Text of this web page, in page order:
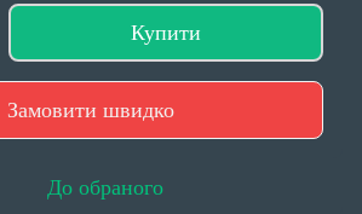
Купити
Замовити швидко
До обраного